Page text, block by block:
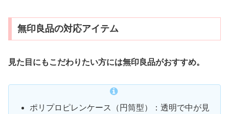
無印良品の対応アイテム
見た目にもこだわりたい方には無印良品がおすすめ。
ポリプロピレンケース（円筒型）：透明で中が見